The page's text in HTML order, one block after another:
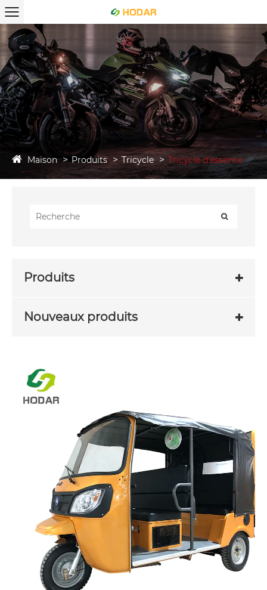
Maison Produits Tricycle Tricycle d'essence
Produits
Nouveaux produits